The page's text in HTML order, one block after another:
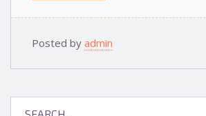
Posted by admin